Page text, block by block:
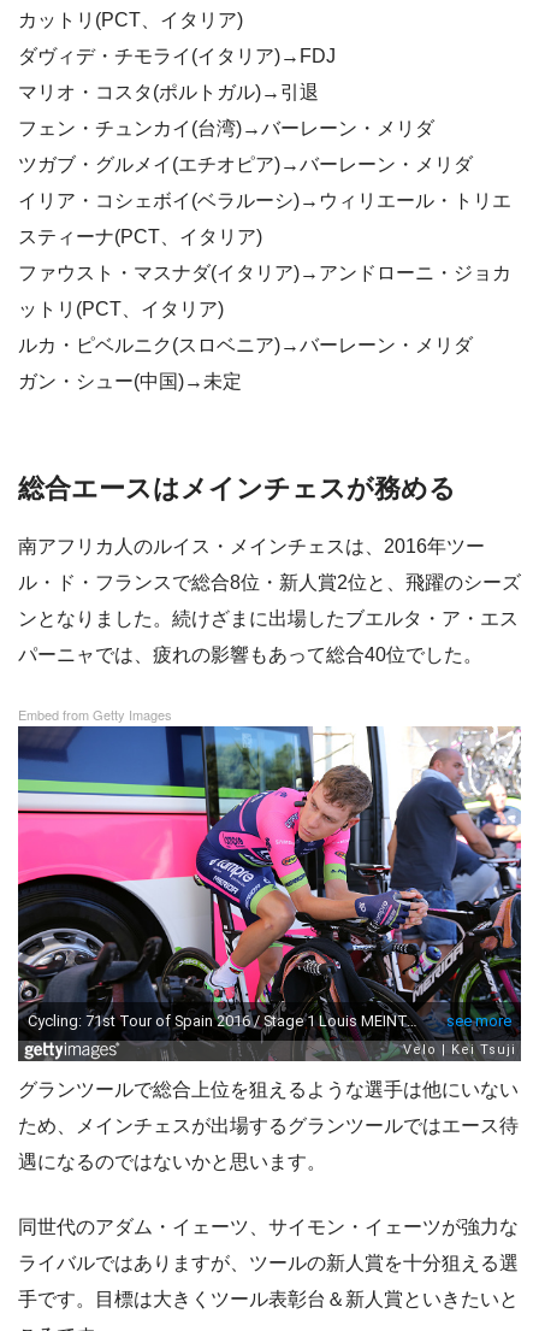
カットリ(PCT、イタリア)
ダヴィデ・チモライ(イタリア)→FDJ
マリオ・コスタ(ポルトガル)→引退
フェン・チュンカイ(台湾)→バーレーン・メリダ
ツガブ・グルメイ(エチオピア)→バーレーン・メリダ
イリア・コシェボイ(ベラルーシ)→ウィリエール・トリエ
スティーナ(PCT、イタリア)
ファウスト・マスナダ(イタリア)→アンドローニ・ジョカ
ットリ(PCT、イタリア)
ルカ・ピベルニク(スロベニア)→バーレーン・メリダ
ガン・シュー(中国)→未定
総合エースはメインチェスが務める
南アフリカ人のルイス・メインチェスは、2016年ツー
ル・ド・フランスで総合8位・新人賞2位と、飛躍のシーズ
ンとなりました。続けざまに出場したブエルタ・ア・エス
パーニャでは、疲れの影響もあって総合40位でした。
Embed from Getty Images
グランツールで総合上位を狙えるような選手は他にいない
ため、メインチェスが出場するグランツールではエース待
遇になるのではないかと思います。
同世代のアダム・イェーツ、サイモン・イェーツが強力な
ライバルではありますが、ツールの新人賞を十分狙える選
手です。目標は大きくツール表彰台＆新人賞といきたいと